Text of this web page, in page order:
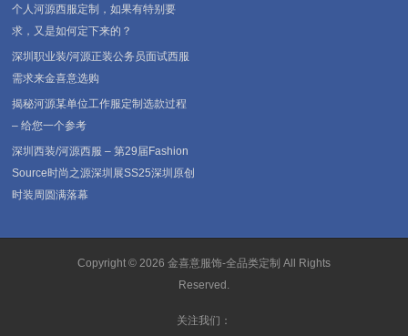
个人河源西服定制，如果有特别要
求，又是如何定下来的？
深圳职业装/河源正装公务员面试西服
需求来金喜意选购
揭秘河源某单位工作服定制选款过程
– 给您一个参考
深圳西装/河源西服 – 第29届Fashion
Source时尚之源深圳展SS25深圳原创
时装周圆满落幕
Copyright © 2026 金喜意服饰-全品类定制 All Rights
Reserved.
关注我们：